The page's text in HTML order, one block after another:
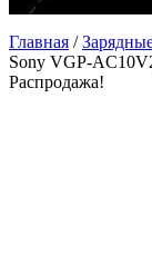
Главная /
Sony VGP-
Распродажа!